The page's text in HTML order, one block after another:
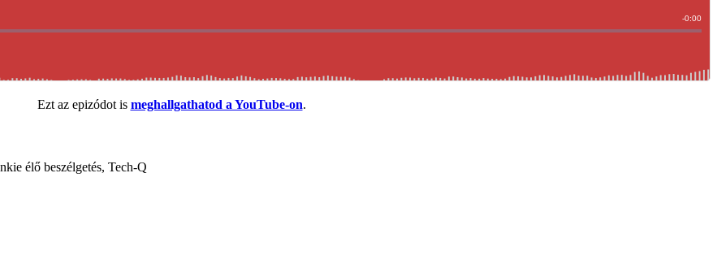
Ezt az epizódot is meghallgathatod a YouTube-on.
élő beszélgetés, Tech-Q